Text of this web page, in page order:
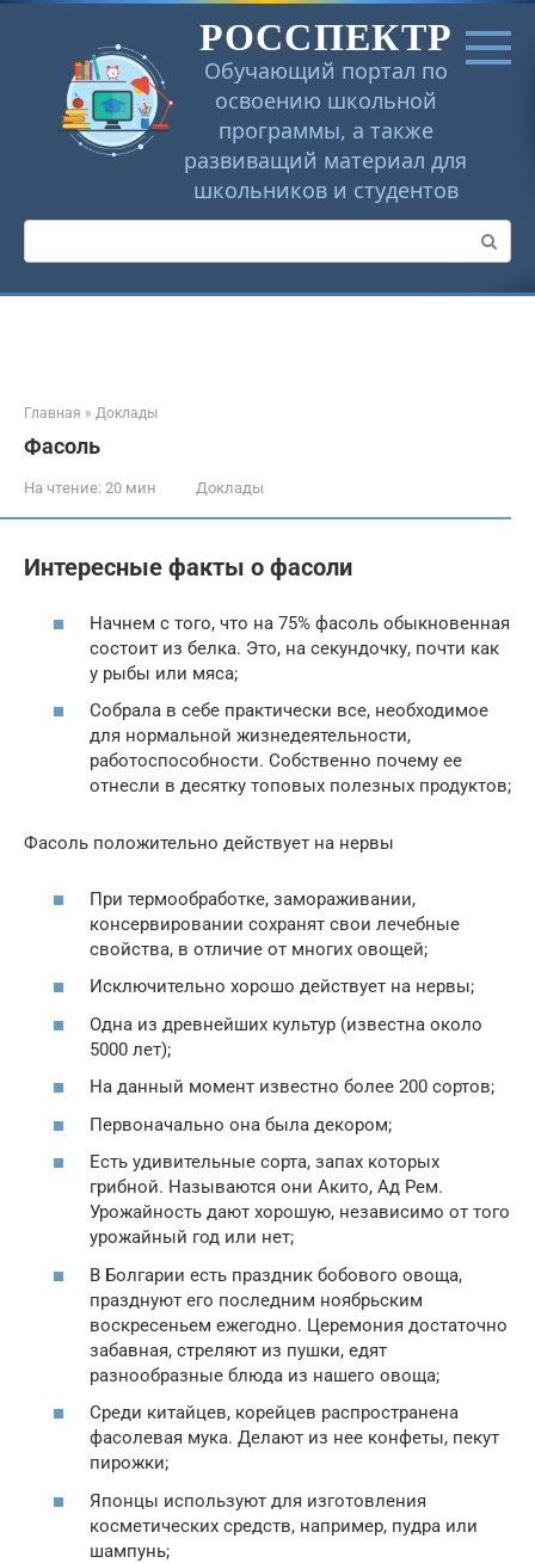
Перейти
РОССПЕКТР
Обучающий портал по
освоению школьной
программы, а также
развиващий материал для
школьников и студентов
Поиск:
Главная » Доклады
Фасоль
На чтение: 20 мин Доклады
Интересные факты о фасоли
Начнем с того, что на 75% фасоль обыкновенная
состоит из белка. Это, на секундочку, почти как
у рыбы или мяса;
Собрала в себе практически все, необходимое
для нормальной жизнедеятельности,
работоспособности. Собственно почему ее
отнесли в десятку топовых полезных продуктов;
Фасоль положительно действует на нервы
При термообработке, замораживании,
консервировании сохранят свои лечебные
свойства, в отличие от многих овощей;
Исключительно хорошо действует на нервы;
Одна из древнейших культур (известна около
5000 лет);
На данный момент известно более 200 сортов;
Первоначально она была декором;
Есть удивительные сорта, запах которых
грибной. Называются они Акито, Ад Рем.
Урожайность дают хорошую, независимо от того
урожайный год или нет;
В Болгарии есть праздник бобового овоща,
празднуют его последним ноябрьским
воскресеньем ежегодно. Церемония достаточно
забавная, стреляют из пушки, едят
разнообразные блюда из нашего овоща;
Среди китайцев, корейцев распространена
фасолевая мука. Делают из нее конфеты, пекут
пирожки;
Японцы используют для изготовления
косметических средств, например, пудра или
шампунь;